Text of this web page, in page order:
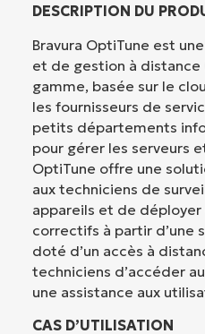
DESCRIPTION DU
Bravura OptiTune est
et de gestion à distance
gamme, basée sur le
les fournisseurs de
petits départements
pour gérer les serveurs
OptiTune offre une
aux techniciens de
appareils et de
correctifs à partir d’une
doté d’un accès à
techniciens d’accéder
une assistance aux
CAS D’UTILISATION